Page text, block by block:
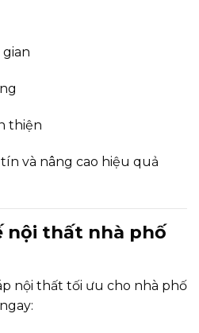
thiện
và nâng cao hiệu quả
nội thất nhà phố
nội thất tối ưu cho nhà phố